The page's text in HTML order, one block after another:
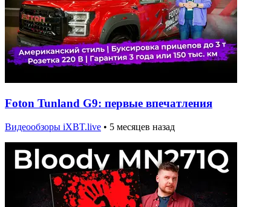
Foton Tunland G9: первые впечатления
Видеообзоры iXBT.live • 5 месяцев назад